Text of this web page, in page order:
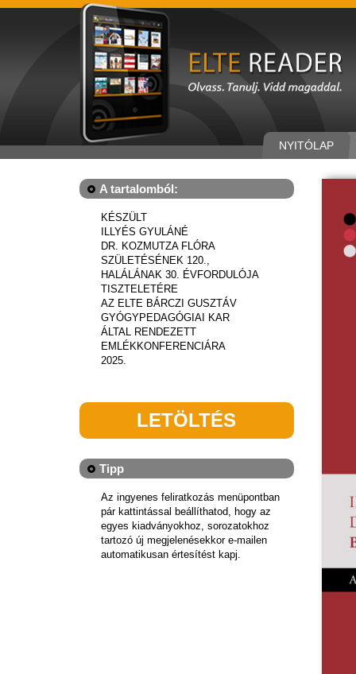
NYITÓLAP
A tartalomból:
KÉSZÜLT
ILLYÉS GYULÁNÉ
DR. KOZMUTZA FLÓRA
SZÜLETÉSÉNEK 120.,
HALÁLÁNAK 30. ÉVFORDULÓJA
TISZTELETÉRE
AZ ELTE BÁRCZI GUSZTÁV
GYÓGYPEDAGÓGIAI KAR
ÁLTAL RENDEZETT
EMLÉKKONFERENCIÁRA
2025.
LETÖLTÉS
Tipp
Az ingyenes feliratkozás menüpontban
pár kattintással beállíthatod, hogy az
egyes kiadványokhoz, sorozatokhoz
tartozó új megjelenésekkor e-mailen
automatikusan értesítést kapj.